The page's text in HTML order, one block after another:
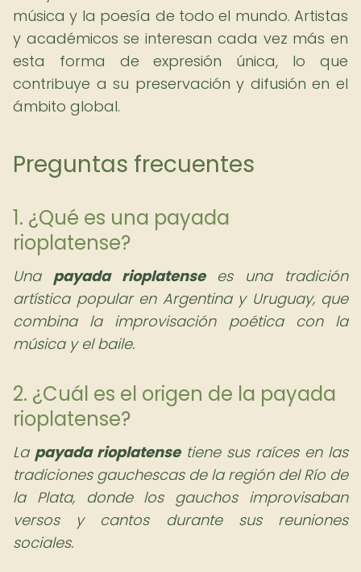
música y la poesía de todo el mundo. Artistas
y académicos se interesan cada vez más en
esta forma de expresión única, lo que
contribuye a su preservación y difusión en el
ámbito global.
Preguntas frecuentes
1. ¿Qué es una payada
rioplatense?
Una payada rioplatensees una tradición
artística popular en Argentina y Uruguay, que
combina la improvisación poética con la
música y el baile.
2. ¿Cuál es el origen de la payada
rioplatense?
La payada rioplatensetiene sus raíces en las
tradiciones gauchescas de la región del Río de
la Plata, donde los gauchos improvisaban
versos y cantos durante sus reuniones
sociales.